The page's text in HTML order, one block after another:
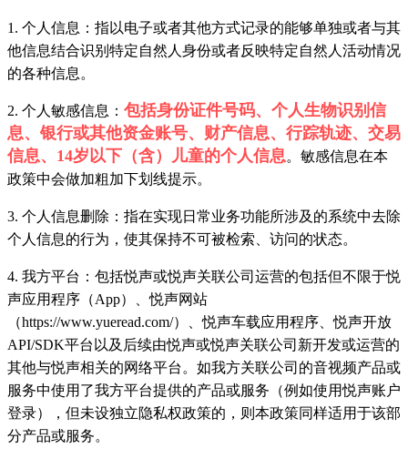
1. 个人信息：指以电子或者其他方式记录的能够单独或者与其
他信息结合识别特定自然人身份或者反映特定自然人活动情况
的各种信息。
2. 个人敏感信息： 包括身份证件号码、个人生物识别信
息、银行或其他资金账号、财产信息、行踪轨迹、交易
信息、14岁以下（含）儿童的个人信息。敏感信息在本
政策中会做加粗加下划线提示。
3. 个人信息删除：指在实现日常业务功能所涉及的系统中去除
个人信息的行为，使其保持不可被检索、访问的状态。
4. 我方平台：包括悦声或悦声关联公司运营的包括但不限于悦
声应用程序（App）、悦声网站
（https://www.yueread.com/）、悦声车载应用程序、悦声开放
API/SDK平台以及后续由悦声或悦声关联公司新开发或运营的
其他与悦声相关的网络平台。如我方关联公司的音视频产品或
服务中使用了我方平台提供的产品或服务（例如使用悦声账户
登录），但未设独立隐私权政策的，则本政策同样适用于该部
分产品或服务。